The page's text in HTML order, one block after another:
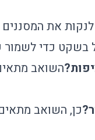
לנקות את
בשקט כדי לשמור
השואב
כן, השואב